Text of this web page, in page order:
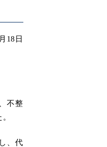
18日
不整
、代